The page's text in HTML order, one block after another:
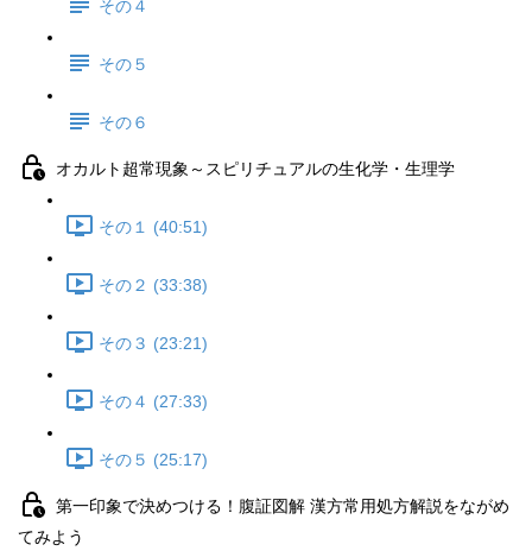
その４
その５
その６
オカルト超常現象～スピリチュアルの生化学・生理学
その１ (40:51)
その２ (33:38)
その３ (23:21)
その４ (27:33)
その５ (25:17)
第一印象で決めつける！腹証図解 漢方常用処方解説をながめ
てみよう